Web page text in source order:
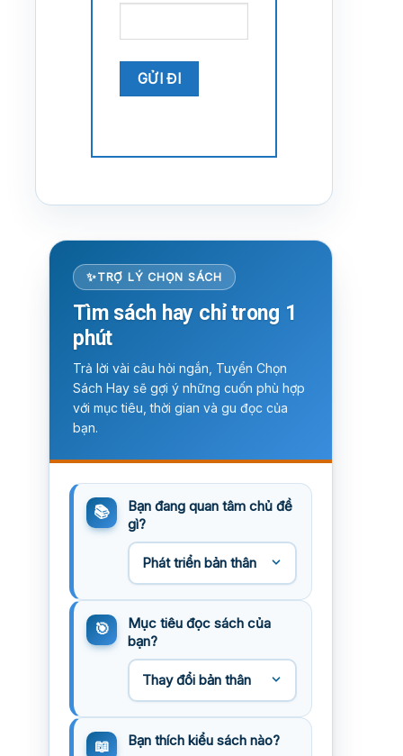
TRỢ LÝ CHỌN SÁCH
Tìm sách hay chỉ trong 1
phút
Trả lời vài câu hỏi ngắn, Tuyển Chọn
Sách Hay sẽ gợi ý những cuốn phù hợp
với mục tiêu, thời gian và gu đọc của
bạn.
Bạn đang quan tâm chủ đề
gì?
Mục tiêu đọc sách của
bạn?
Bạn thích kiểu sách nào?